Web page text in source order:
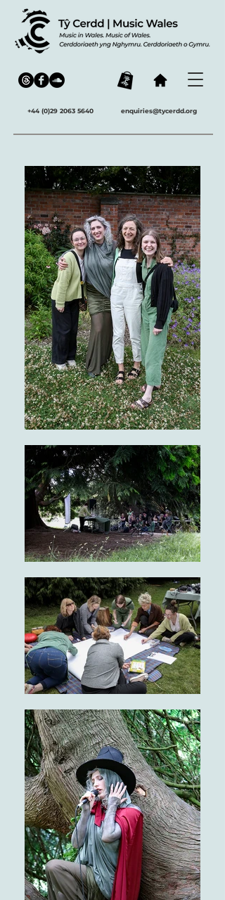
+44 (0)29 2063 5640 enquiries@tycerdd.org